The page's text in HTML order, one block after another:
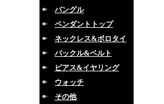
バングル
ペンダントトップ
ネックレス&ボロタイ
バックル&ベルト
ピアス&イヤリング
ウォッチ
その他